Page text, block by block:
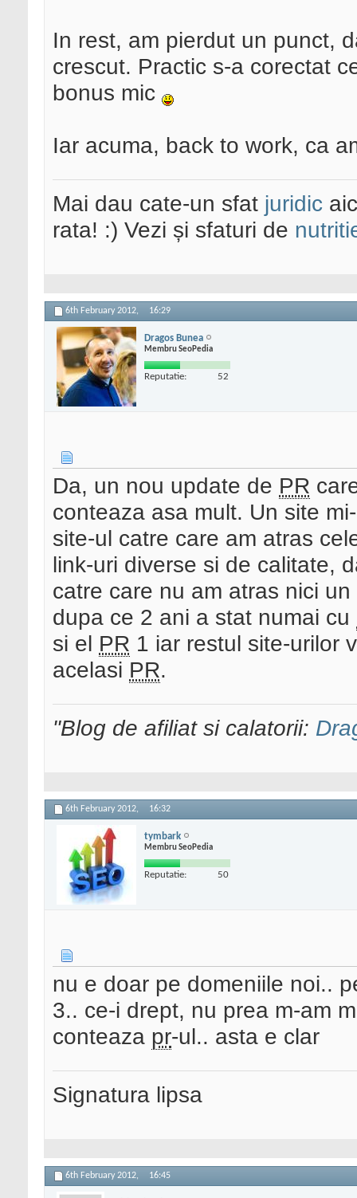
In rest, am pierdut un punct,
crescut. Practic s-a corectat
bonus mic
Iar acuma, back to work, ca
Mai dau cate-un sfat juridic
rata! :) Vezi și sfaturi de
6th February 2012, 16:29
Dragos Bunea
Membru SeoPedia
Reputatie: 52
Da, un nou update de PR
conteaza asa mult. Un site
site-ul catre care am atras
link-uri diverse si de calitate,
catre care nu am atras nici
dupa ce 2 ani a stat numai cu
si el PR 1 iar restul site-urilor
acelasi PR.
"Blog de afiliat si calatorii:
6th February 2012, 16:32
tymbark
Membru SeoPedia
Reputatie: 50
nu e doar pe domeniile noi..
3.. ce-i drept, nu prea m-am
conteaza pr-ul.. asta e clar
Signatura lipsa
6th February 2012, 16:45